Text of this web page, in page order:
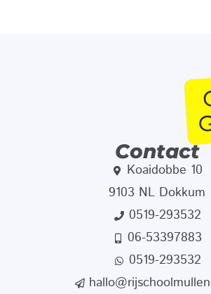
Contact
Koaidobbe 10
9103 NL Dokkum
0519-293532
06-53397883
0519-293532